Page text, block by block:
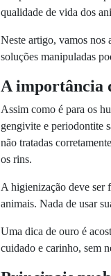
qualidade de vida dos
Neste artigo, vamos nos
soluções manipuladas
A importância
Assim como é para os
gengivite e periodontite
não tratadas
os rins.
A higienização deve ser
animais. Nada de usar
Uma dica de ouro é
cuidado e carinho, sem